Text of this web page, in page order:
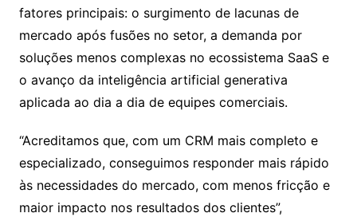
fatores principais: o surgimento de lacunas de
mercado após fusões no setor, a demanda por
soluções menos complexas no ecossistema SaaS e
o avanço da inteligência artificial generativa
aplicada ao dia a dia de equipes comerciais.
“Acreditamos que, com um CRM mais completo e
especializado, conseguimos responder mais rápido
às necessidades do mercado, com menos fricção e
maior impacto nos resultados dos clientes”,